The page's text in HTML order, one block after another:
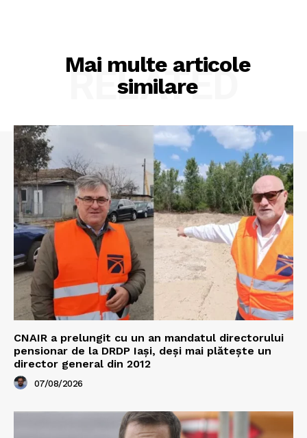
Mai multe articole
similare
RELATED
CNAIR a prelungit cu un an mandatul directorului
pensionar de la DRDP Iași, deși mai plătește un
director general din 2012
07/08/2026